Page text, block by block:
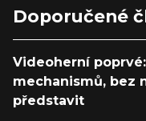
Doporučené
Videoherní
mechanismů, bez
představit